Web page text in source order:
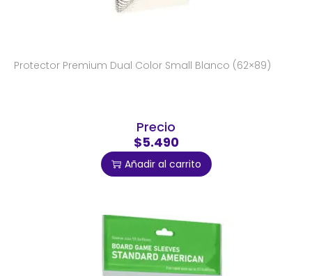
Protector Premium Dual Color Small Blanco (62×89)
Precio
$5.490
Añadir al carrito